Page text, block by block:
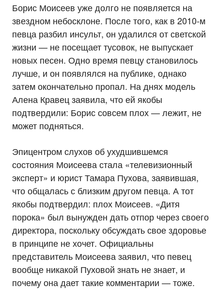
Борис Моисеев уже долго не появляется на
звездном небосклоне. После того, как в 2010-м
певца разбил инсульт, он удалился от светской
жизни — не посещает тусовок, не выпускает
новых песен. Одно время певцу становилось
лучше, и он появлялся на публике, однако
затем окончательно пропал. На днях модель
Алена Кравец заявила, что ей якобы
подтвердили: Борис совсем плох — лежит, не
может подняться.
Эпицентром слухов об ухудшившемся
состояния Моисеева стала «телевизионный
эксперт» и юрист Тамара Пухова, заявившая,
что общалась с близким другом певца. А тот
якобы подтвердил: плох Моисеев. «Дитя
порока» был вынужден дать отпор через своего
директора, поскольку обсуждать свое здоровье
в принципе не хочет. Официальны
представитель Моисеева заявил, что певец
вообще никакой Пуховой знать не знает, и
почему она дает такие комментарии — тоже.